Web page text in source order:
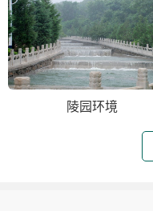
陵园环境